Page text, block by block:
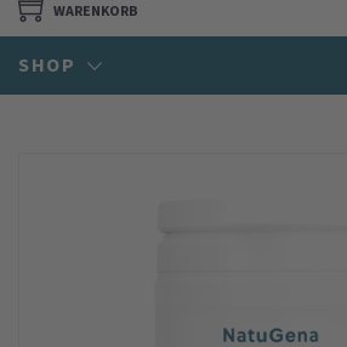
WARENKORB
SHOP